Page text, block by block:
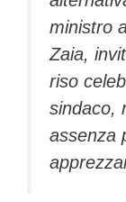
ministro
Zaia,
riso
sindaco,
assenza